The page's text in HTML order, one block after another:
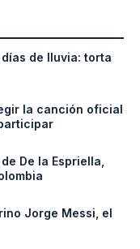
de lluvia: torta
la canción oficial
De la Espriella,
Jorge Messi, el